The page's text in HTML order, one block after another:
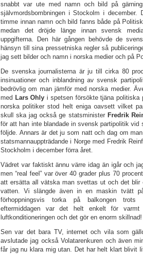
snabbt var ute med namn och bild på
självmordsbombningen i Stockolm i december.
timme innan namn och bild fanns både på
medan det dröjde länge innan svensk
uppgifterna. Den här gången behövde de
hänsyn till sina pressetniska regler så
jag sett bilder och namn i norska medier och på
De svenska journalisterna är ju till cirka 80
insinuationer och inblandning av svensk
bedrövlig om man jämför med norska medier.
med Lars Ohly i spetsen försökte tjäna politiska
norska politiker stod helt eniga oavsett vilket
skull ska jag också ge statsminister Fredrik
för att han inte blandade in svensk partipolitik vid
följde. Annars är det ju som natt och dag om
statsmannauppträdande i Norge med Fredrik
Stockholm i december förra året.
Vädret var faktiskt ännu värre idag än igår och
men “real feel” var över 40 grader plus 70
att ersätta all vätska man svettas ut och det blir
vatten. Vi slängde även in en maskin tvätt
förhoppningsvis torka på balkongen trots
eftermiddagen var det helt enkelt för
luftkonditioneringen och det gör en enorm skillnad!
Sen var det bara TV, internet och vila som
avslutade jag också Volatarenkuren och även
får jag nu klara mig utan. Det har helt klart blivit